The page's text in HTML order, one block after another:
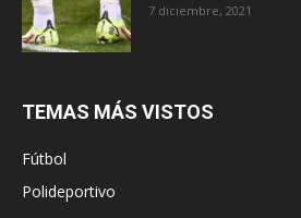
7 diciembre, 2021
TEMAS MÁS VISTOS
Fútbol
Polideportivo